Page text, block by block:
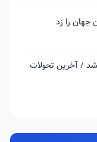
جهان را زد
/ آخرین تحولات